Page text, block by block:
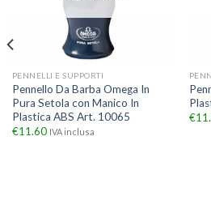
PENNELLI E SUPPORTI
Pennello Da Barba Omega In
Pura Setola con Manico In
Plastica ABS Art. 10065
€11.60 IVA inclusa
€